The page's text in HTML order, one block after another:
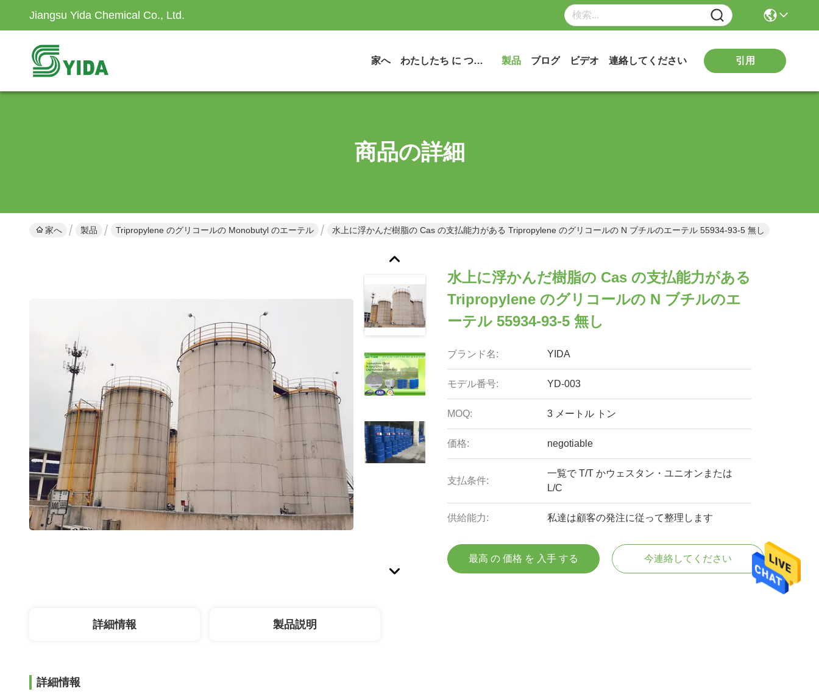
Jiangsu Yida Chemical Co., Ltd.
家へ わたしたち に つい て 製品 ブログ ビデオ 連絡してください 引用
商品の詳細
家へ 製品 Tripropylene のグリコールの Monobutyl のエーテル 水上に浮かんだ樹脂の Cas の支払能力がある Tripropylene のグリコールの N ブチルのエーテル 55934-93-5 無し
水上に浮かんだ樹脂の Cas の支払能力がある
Tripropylene のグリコールの N ブチルのエ
ーテル 55934-93-5 無し
ブランド名: YIDA
モデル番号: YD-003
MOQ: 3 メートル トン
価格: negotiable
支払条件:
一覧で T/T かウェスタン・ユニオンまたは
L/C
供給能力: 私達は顧客の発注に従って整理します
最高 の 価格 を 入手 する 今連絡してください
詳細情報 製品説明
詳細情報